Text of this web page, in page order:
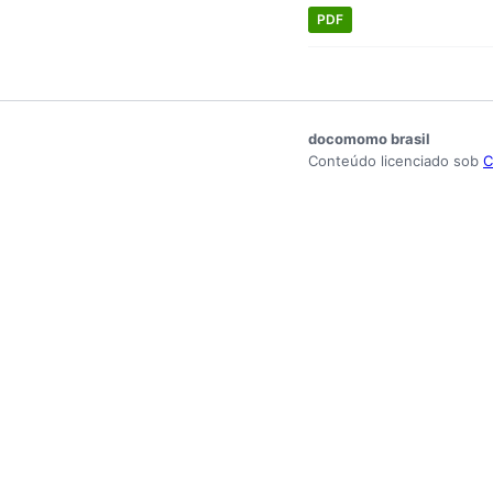
PDF
docomomo brasil
Conteúdo licenciado sob